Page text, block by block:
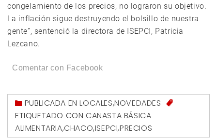
congelamiento de los precios, no lograron su objetivo.
La inflación sigue destruyendo el bolsillo de nuestra
gente”, sentenció la directora de ISEPCI, Patricia
Lezcano.
Comentar con Facebook
PUBLICADA ENLOCALES,NOVEDADES
ETIQUETADO CON CANASTA BÁSICA
ALIMENTARIA,CHACO,ISEPCI,PRECIOS